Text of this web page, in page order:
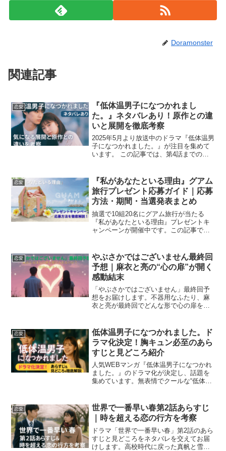
Doramonster
関連記事
恋愛
『低体温男子になつかれまし
た。』ネタバレあり！原作との違
いと展開を徹底考察
2025年5月より放送中のドラマ『低体温男
子になつかれました。』が注目を集めて
います。 この記事では、第4話までの展
す。 登場人物たちの心情の変化や、原作
漫画からの改変...
恋愛
『私があなたといる理由』グアム
旅行プレゼント応募ガイド｜応募
方法・期間・当選発表まとめ
抽選で10組20名にグアム旅行が当たる
『私があなたといる理由』プレゼントキ
ャンペーンが開催中です。この記事で
説します。さらに、引用リポスト投稿の
手順や応募時の注意点、旅...
恋愛
やぶさかではございません最終回
予想｜麻衣と亮の“心の扉”が開く
感動結末
「やぶさかではございません」最終回予
想をお届けします。不器用なふたり、麻
衣と亮が最終回でどんな形で心の扉を開
「一緒にいたい」と言葉で伝え合うシー
ンや、それぞれの成長が感じら...
恋愛
低体温男子になつかれました。ド
ラマ化決定！胸キュン必至のあら
すじと見どころ紹介
人気WEBマンガ『低体温男子になつかれ
ました。』のドラマ化が決定し、話題を
集めています。無表情でクールな“低体温
トによって映像化されることで、ファン
からは期待の声が...
恋愛
世界で一番早い春第2話あらすじ
｜時を超える恋の行方を考察
ドラマ「世界で一番早い春」第2話のあら
すじと見どころをネタバレを交えてお届
けします。高校時代に戻った真帆と雪嶋